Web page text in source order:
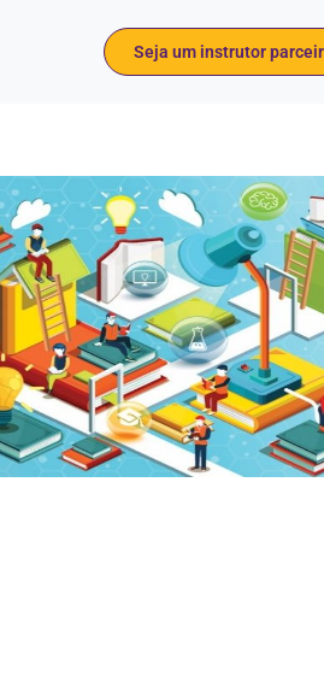
Seja um instrutor